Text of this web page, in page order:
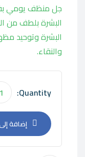
جل منظف يومي
البشرة بلطف من
البشرة وتوحيد
والنقاء.
Quantity:
إضافة